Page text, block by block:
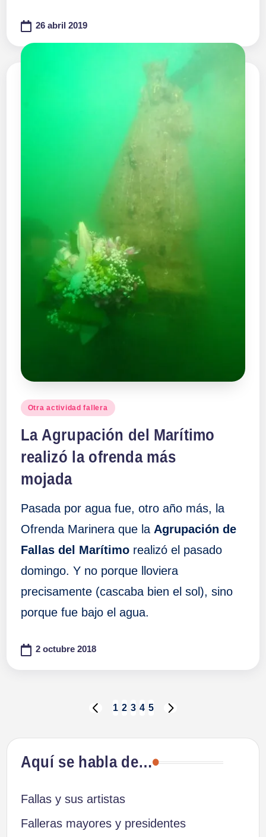
26 abril 2019
Publicado
Otra actividad fallera
La Agrupación del Marítimo
realizó la ofrenda más
mojada
Pasada por agua fue, otro año más, la
Ofrenda Marinera que la Agrupación de
Fallas del Marítimorealizó el pasado
domingo. Y no porque lloviera
precisamente (cascaba bien el sol), sino
porque fue bajo el agua.
2 octubre 2018
Paginación
de
entradas
PÁGINA
1 2 3 4 5
Aquí se habla de…
Fallas y sus artistas
Falleras mayores y presidentes